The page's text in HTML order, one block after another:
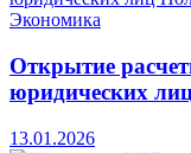
Экономика
Открытие
юридических
13.01.2026